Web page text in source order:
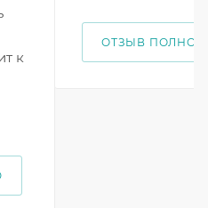
к
ОТЗЫВ